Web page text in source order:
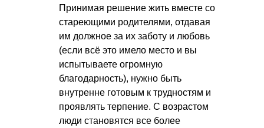
Принимая решение жить вместе со
стареющими родителями, отдавая
им должное за их заботу и любовь
(если всё это имело место и вы
испытываете огромную
благодарность), нужно быть
внутренне готовым к трудностям и
проявлять терпение. С возрастом
люди становятся все более